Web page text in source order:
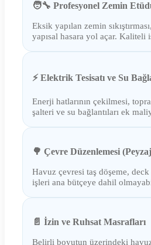
🧑‍🔧 Profesyonel Zemin
Eksik yapılan zemin
yapısal hasara yol açar. Kaliteli
⚡ Elektrik Tesisatı ve Su
Enerji hatlarının çekilmesi,
şalteri ve su bağlantıları ek
🌳 Çevre Düzenlemesi
Havuz çevresi taş döşeme,
işleri ana bütçeye dahil
📄 İzin ve Ruhsat Masrafları
Belirli boyutun üzerindeki